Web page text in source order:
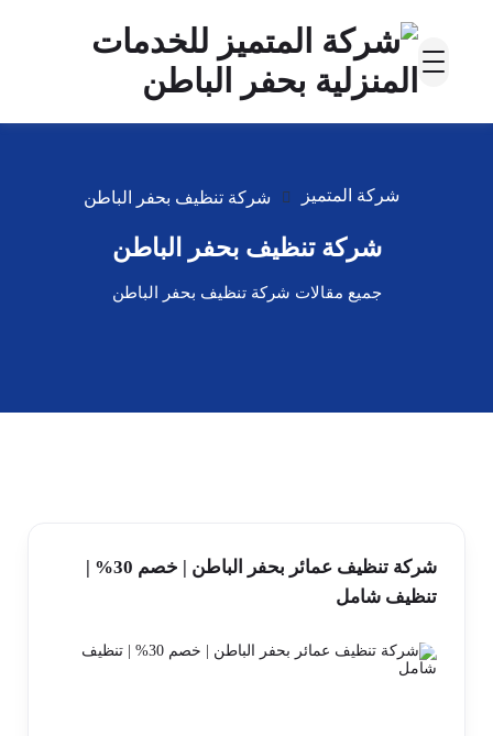
شركة المتميز شركة تنظيف بحفر الباطن
شركة تنظيف بحفر الباطن
جميع مقالات شركة تنظيف بحفر الباطن
شركة تنظيف عمائر بحفر الباطن | خصم 30% |
تنظيف شامل